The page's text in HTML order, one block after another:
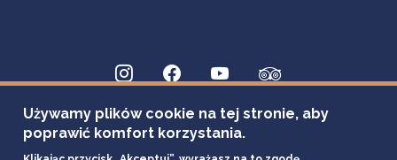
Używamy plików cookie na tej stronie, aby
poprawić komfort korzystania.